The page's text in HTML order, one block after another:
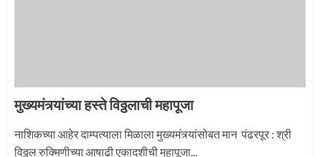
मुख्यमंत्र्यांच्या हस्ते विठ्ठलाची महापूजा
नाशिकच्या आहेर दाम्पत्याला मिळाला मुख्यमंत्र्यांसोबत मान पंढरपूर : श्री
विठ्ठल रुक्मिणीच्या आषाढी एकादशीची महापूजा...